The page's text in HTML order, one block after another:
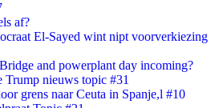
af?
El-Sayed wint nipt voorverkiezing
and powerplant day incoming?
Trump nieuws topic #31
grens naar Ceuta in Spanje,l #10